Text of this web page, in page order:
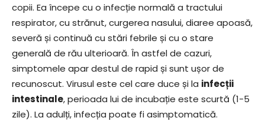
copii. Ea începe cu o infecție normală a tractului
respirator, cu strănut, curgerea nasului, diaree apoasă,
severă și continuă cu stări febrile și cu o stare
generală de rău ulterioară. În astfel de cazuri,
simptomele apar destul de rapid și sunt ușor de
recunoscut. Virusul este cel care duce și la infecții
intestinale, perioada lui de incubație este scurtă (1-5
zile). La adulți, infecția poate fi asimptomatică.